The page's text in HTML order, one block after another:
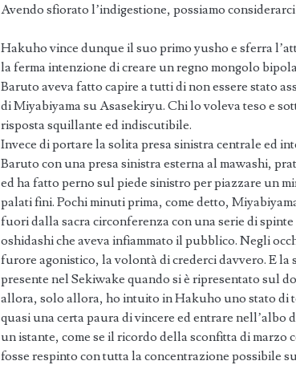
Avendo sfiorato l’indigestione, possiamo
Hakuho vince dunque il suo primo yusho e sferra
la ferma intenzione di creare un regno mongolo
Baruto aveva fatto capire a tutti di non essere stato
di Miyabiyama su Asasekiryu. Chi lo voleva teso e
risposta squillante ed indiscutibile.
Invece di portare la solita presa sinistra centrale ed
Baruto con una presa sinistra esterna al mawashi,
ed ha fatto perno sul piede sinistro per piazzare un
palati fini. Pochi minuti prima, come detto,
fuori dalla sacra circonferenza con una serie di
oshidashi che aveva infiammato il pubblico. Negli
furore agonistico, la volontà di crederci davvero. E la
presente nel Sekiwake quando si è ripresentato sul
allora, solo allora, ho intuito in Hakuho uno stato di
quasi una certa paura di vincere ed entrare nell’albo
un istante, come se il ricordo della sconfitta di marzo
fosse respinto con tutta la concentrazione possibile